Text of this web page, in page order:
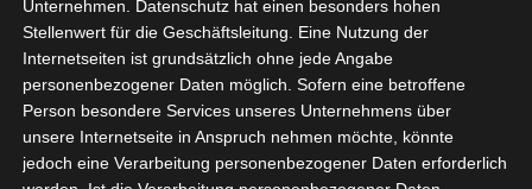
Spieltage der Saison 2026/2027
Ligue 2 Pro Tunesien 2026/2027 –
Saison beginnt am am 19./20.
September 2026
Internationaler Sportgerichtshof
lehnt Eilverfahren ab – AS Soliman
steuert auf die Ligue 2 zu
tunesienfussball.de
Tunesien Ligafußball
Unternehmen. Datenschutz hat einen besonders hohen
Stellenwert für die Geschäftsleitung. Eine Nutzung der
Internetseiten ist grundsätzlich ohne jede Angabe
personenbezogener Daten möglich. Sofern eine betroffene
Person besondere Services unseres Unternehmens über
unsere Internetseite in Anspruch nehmen möchte, könnte
jedoch eine Verarbeitung personenbezogener Daten erforderlich